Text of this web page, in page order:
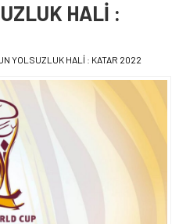
HALİ :
YOLSUZLUK HALİ : KATAR 2022